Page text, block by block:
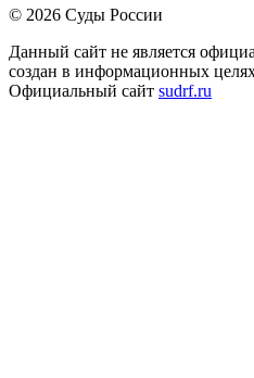
© 2026 Суды России
Данный сайт не является
создан в информационных
Официальный сайт sudrf.ru